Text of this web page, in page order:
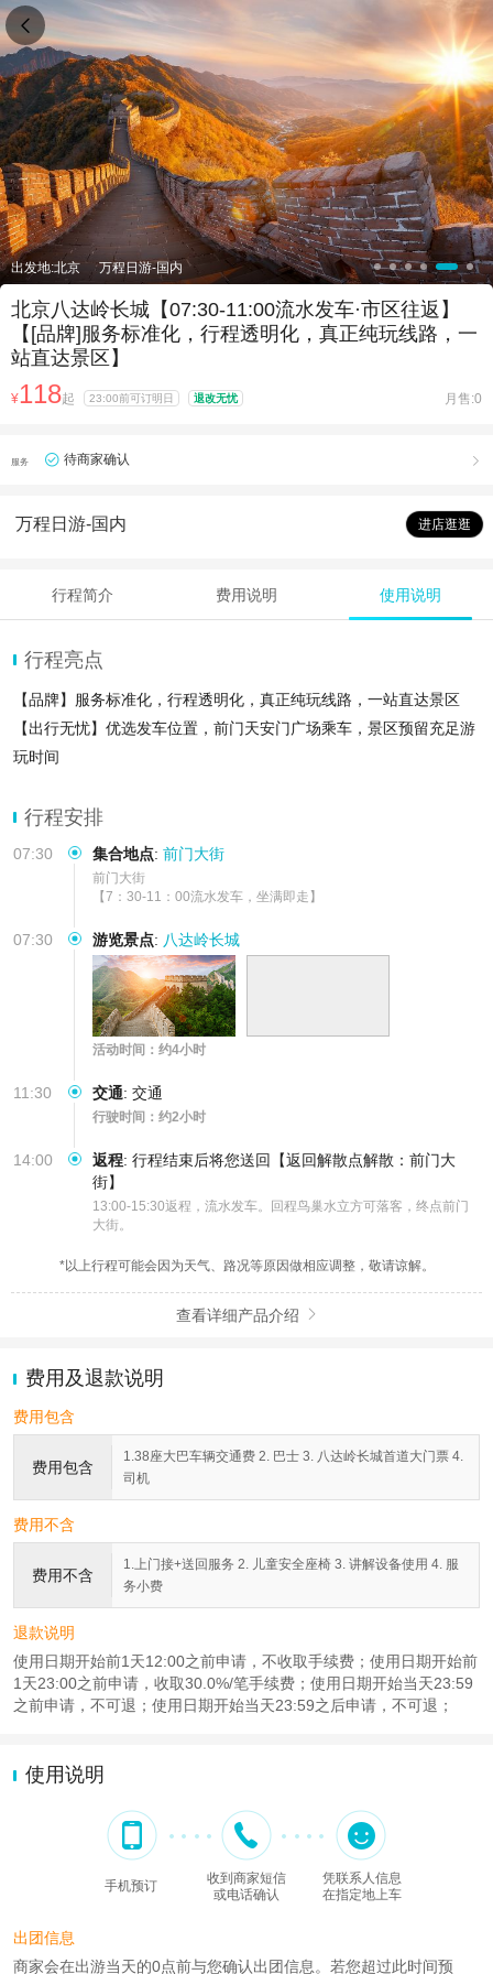
出发地:北京 万程日游-国内
北京八达岭长城【07:30-11:00流水发车·市区往返】
【[品牌]服务标准化，行程透明化，真正纯玩线路，一
站直达景区】
¥118起 23:00前可订明日 退改无忧 月售:0
服务 待商家确认 
万程日游-国内 进店逛逛
行程简介 费用说明 使用说明
行程亮点
【品牌】服务标准化，行程透明化，真正纯玩线路，一站直达景区
【出行无忧】优选发车位置，前门天安门广场乘车，景区预留充足游
玩时间
严格消
行程安排
07:30 集合地点: 前门大街
前门大街
【7：30-11：00流水发车，坐满即走】
07:30 游览景点: 八达岭长城
活动时间：约4小时
11:30 交通: 交通
行驶时间：约2小时
14:00 返程: 行程结束后将您送回【返回解散点解散：前门大
街】
13:00-15:30返程，流水发车。回程鸟巢水立方可落客，终点前门
大街。
*以上行程可能会因为天气、路况等原因做相应调整，敬请谅解。
查看详细产品介绍 
费用及退款说明
费用包含
费用包含
1.38座大巴车辆交通费 2. 巴士 3. 八达岭长城首道大门票 4.
司机
费用不含
费用不含
1.上门接+送回服务 2. 儿童安全座椅 3. 讲解设备使用 4. 服
务小费
退款说明
使用日期开始前1天12:00之前申请，不收取手续费；使用日期开始前
1天23:00之前申请，收取30.0%/笔手续费；使用日期开始当天23:59
之前申请，不可退；使用日期开始当天23:59之后申请，不可退；
使用说明
手机预订
收到商家短信
或电话确认
凭联系人信息
在指定地上车
出团信息
商家会在出游当天的0点前与您确认出团信息。若您超过此时间预
